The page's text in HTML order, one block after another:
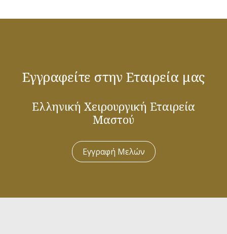
Εγγραφείτε στην Εταιρεία μας
Ελληνική Χειρουργική Εταιρεία
Μαστού
Εγγραφή Μελών